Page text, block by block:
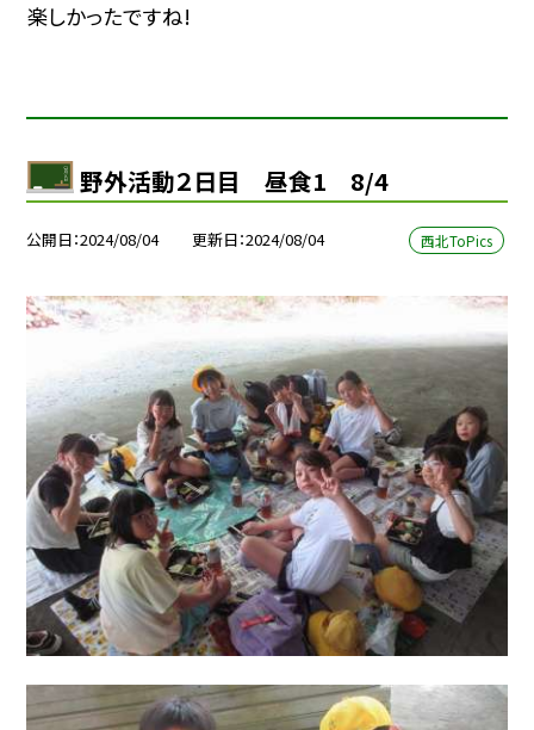
楽しかったですね!
野外活動２日目 昼食1 8/4
公開日 2024/08/04 更新日 2024/08/04 西北ToPics